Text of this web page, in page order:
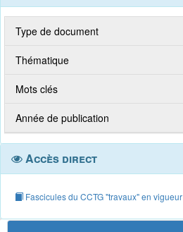
Type de document
Thématique
Mots clés
Année de publication
Accès direct
Fascicules du CCTG "travaux" en vigueur